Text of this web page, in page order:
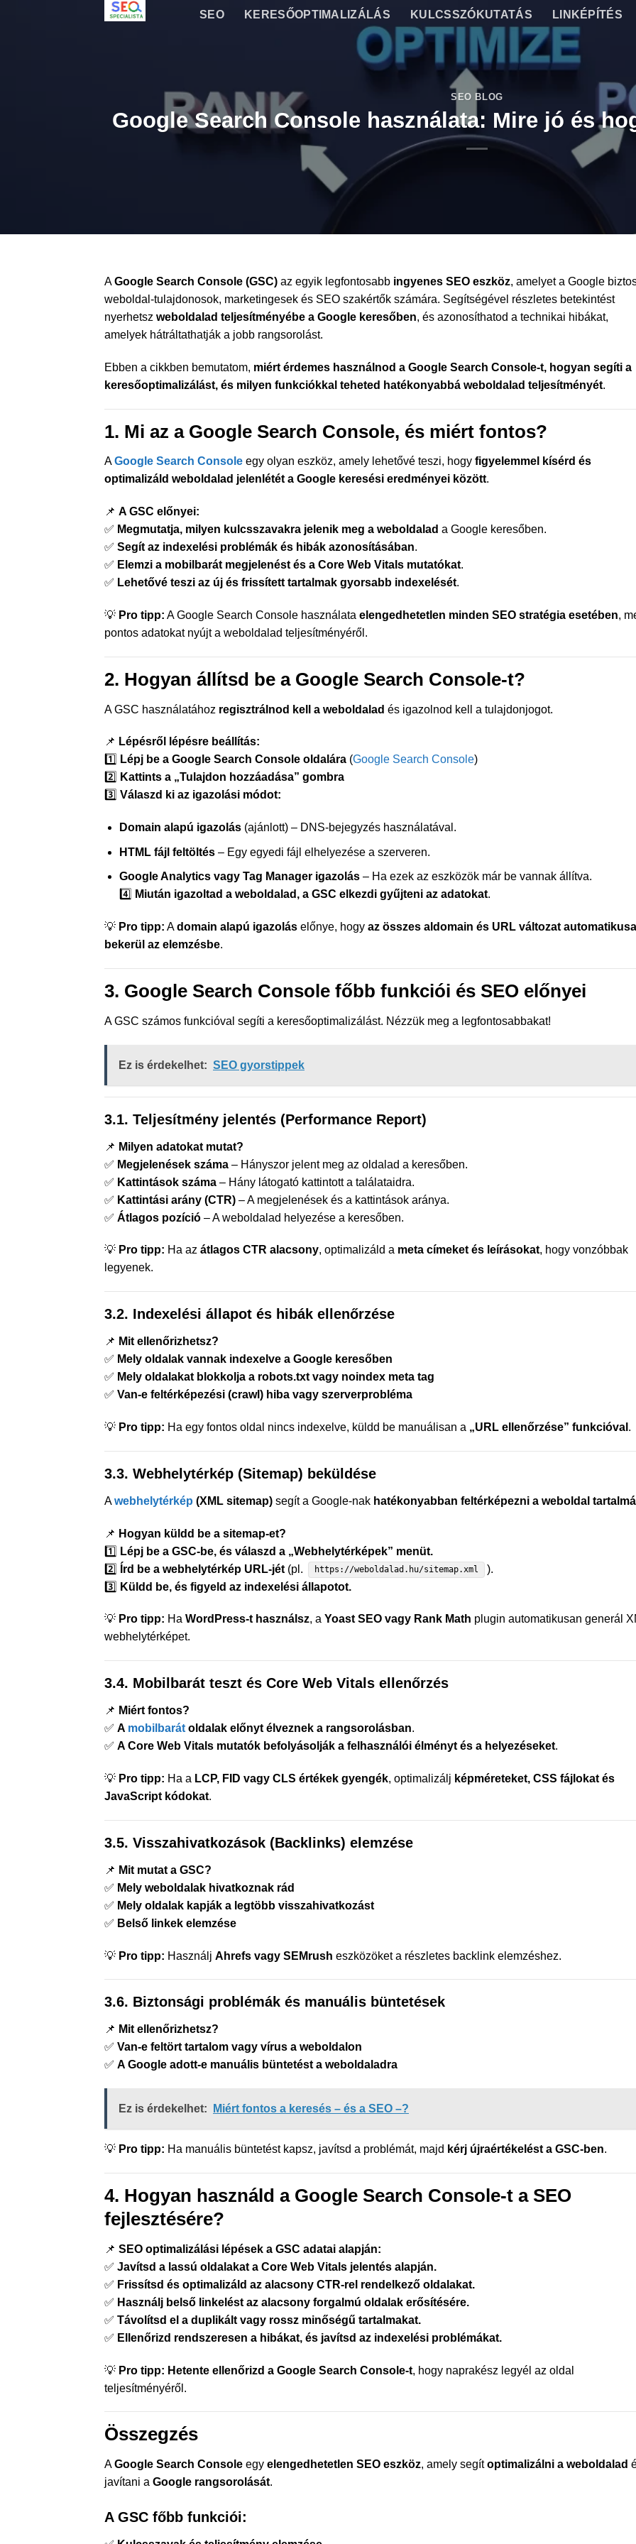
SEO KERESŐOPTIMALIZÁLÁS KULCSSZÓKUTATÁS LINKÉPÍTÉS
SEO BLOG
Google Search Console használata: Mire jó és
AGoogle Search Console (GSC) az egyik legfontosabb ingyenes SEO eszköz, amelyet a Google
weboldal-tulajdonosok, marketingesek és SEO szakértők számára. Segítségével részletes betekintést
nyerhetsz weboldalad teljesítményébe a Google keresőben, és azonosíthatod a technikai hibákat,
amelyek hátráltathatják a jobb rangsorolást.
Ebben a cikkben bemutatom, miért érdemes használnod a Google Search Console-t, hogyan segíti a
keresőoptimalizálást, és milyen funkciókkal teheted hatékonyabbá weboldalad teljesítményét.
1. Mi az a Google Search Console, és miért fontos?
AGoogle Search Console egy olyan eszköz, amely lehetővé teszi, hogy figyelemmel kísérd és
optimalizáld weboldalad jelenlétét a Google keresési eredményei között.
📌 A GSC előnyei:
✅ Megmutatja, milyen kulcsszavakra jelenik meg a weboldalad a Google keresőben.
✅ Segít az indexelési problémák és hibák azonosításában.
✅ Elemzi a mobilbarát megjelenést és a Core Web Vitals mutatókat.
✅ Lehetővé teszi az új és frissített tartalmak gyorsabb indexelését.
💡 Pro tipp: A Google Search Console használata elengedhetetlen minden SEO stratégia esetében,
pontos adatokat nyújt a weboldalad teljesítményéről.
2. Hogyan állítsd be a Google Search Console-t?
A GSC használatához regisztrálnod kell a weboldalad és igazolnod kell a tulajdonjogot.
📌 Lépésről lépésre beállítás:
1️⃣ Lépj be a Google Search Console oldalára (Google Search Console)
2️⃣ Kattints a „Tulajdon hozzáadása” gombra
3️⃣ Válaszd ki az igazolási módot:
Domain alapú igazolás(ajánlott) – DNS-bejegyzés használatával.
HTML fájl feltöltés– Egy egyedi fájl elhelyezése a szerveren.
Google Analytics vagy Tag Manager igazolás– Ha ezek az eszközök már be vannak állítva.
4️⃣ Miután igazoltad a weboldalad, a GSC elkezdi gyűjteni az adatokat.
💡 Pro tipp: Adomain alapú igazolás előnye, hogy az összes aldomain és URL változat
bekerül az elemzésbe.
3. Google Search Console főbb funkciói és SEO előnyei
A GSC számos funkcióval segíti a keresőoptimalizálást. Nézzük meg a legfontosabbakat!
Ez is érdekelhet: SEO gyorstippek
3.1. Teljesítmény jelentés (Performance Report)
📌 Milyen adatokat mutat?
✅ Megjelenések száma – Hányszor jelent meg az oldalad a keresőben.
✅ Kattintások száma – Hány látogató kattintott a találataidra.
✅ Kattintási arány (CTR) – A megjelenések és a kattintások aránya.
✅ Átlagos pozíció – A weboldalad helyezése a keresőben.
💡 Pro tipp: Ha az átlagos CTR alacsony, optimalizáld a meta címeket és leírásokat, hogy vonzóbbak
legyenek.
3.2. Indexelési állapot és hibák ellenőrzése
📌 Mit ellenőrizhetsz?
✅ Mely oldalak vannak indexelve a Google keresőben
✅ Mely oldalakat blokkolja a robots.txt vagy noindex meta tag
✅ Van-e feltérképezési (crawl) hiba vagy szerverprobléma
💡 Pro tipp: Ha egy fontos oldal nincs indexelve, küldd be manuálisan a „URL ellenőrzése” funkcióval .
3.3. Webhelytérkép (Sitemap) beküldése
Awebhelytérkép (XML sitemap) segít a Google-nak hatékonyabban feltérképezni a weboldal
📌 Hogyan küldd be a sitemap-et?
1️⃣ Lépj be a GSC-be, és válaszd a „Webhelytérképek” menüt.
2️⃣
Írd be a webhelytérkép URL-jét (pl. https://weboldalad.hu/sitemap.xml
).
3️⃣ Küldd be, és figyeld az indexelési állapotot.
💡 Pro tipp: Ha WordPress-t használsz, a Yoast SEO vagy Rank Math plugin automatikusan generál
webhelytérképet.
3.4. Mobilbarát teszt és Core Web Vitals ellenőrzés
📌 Miért fontos?
✅ A mobilbarát oldalak előnyt élveznek a rangsorolásban.
✅ A Core Web Vitals mutatók befolyásolják a felhasználói élményt és a helyezéseket.
💡 Pro tipp: Ha a LCP, FID vagy CLS értékek gyengék, optimalizálj képméreteket, CSS fájlokat és
JavaScript kódokat.
3.5. Visszahivatkozások (Backlinks) elemzése
📌 Mit mutat a GSC?
✅ Mely weboldalak hivatkoznak rád
✅ Mely oldalak kapják a legtöbb visszahivatkozást
✅ Belső linkek elemzése
💡 Pro tipp: Használj Ahrefs vagy SEMrush eszközöket a részletes backlink elemzéshez.
3.6. Biztonsági problémák és manuális büntetések
📌 Mit ellenőrizhetsz?
✅ Van-e feltört tartalom vagy vírus a weboldalon
✅ A Google adott-e manuális büntetést a weboldaladra
Ez is érdekelhet: Miért fontos a keresés – és a SEO –?
💡 Pro tipp: Ha manuális büntetést kapsz, javítsd a problémát, majd kérj újraértékelést a GSC-ben.
4. Hogyan használd a Google Search Console-t a SEO
fejlesztésére?
📌 SEO optimalizálási lépések a GSC adatai alapján:
✅ Javítsd a lassú oldalakat a Core Web Vitals jelentés alapján.
✅ Frissítsd és optimalizáld az alacsony CTR-rel rendelkező oldalakat.
✅ Használj belső linkelést az alacsony forgalmú oldalak erősítésére.
✅ Távolítsd el a duplikált vagy rossz minőségű tartalmakat.
✅ Ellenőrizd rendszeresen a hibákat, és javítsd az indexelési problémákat.
💡 Pro tipp: Hetente ellenőrizd a Google Search Console-t, hogy naprakész legyél az oldal
teljesítményéről.
Összegzés
AGoogle Search Console egy elengedhetetlen SEO eszköz, amely segítoptimalizálni a weboldalad
javítani a Google rangsorolását.
A GSC főbb funkciói: